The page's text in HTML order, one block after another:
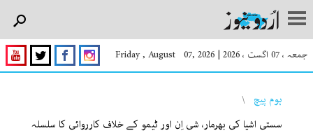
جمعہ ، 07 اگست ، 2026 |
Friday , August 07, 2026
You are here
ہوم پیچ
سستی اشیا کی بھرمار، شی اِن اور ٹیمو کے خلاف کارروائی کا سلسلہ